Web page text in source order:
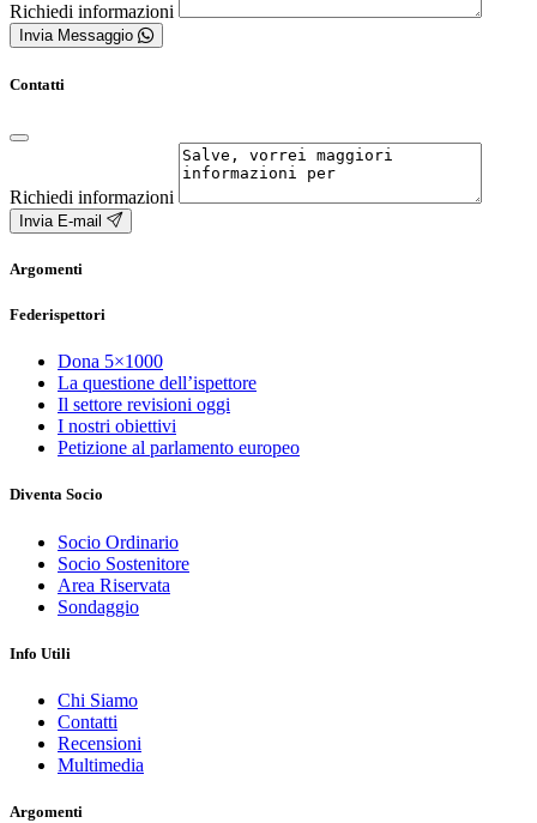
Richiedi informazioni
Invia Messaggio
Contatti
Richiedi informazioni
Invia E-mail
Argomenti
Federispettori
Dona 5×1000
La questione dell’ispettore
Il settore revisioni oggi
I nostri obiettivi
Petizione al parlamento europeo
Diventa Socio
Socio Ordinario
Socio Sostenitore
Area Riservata
Sondaggio
Info Utili
Chi Siamo
Contatti
Recensioni
Multimedia
Argomenti